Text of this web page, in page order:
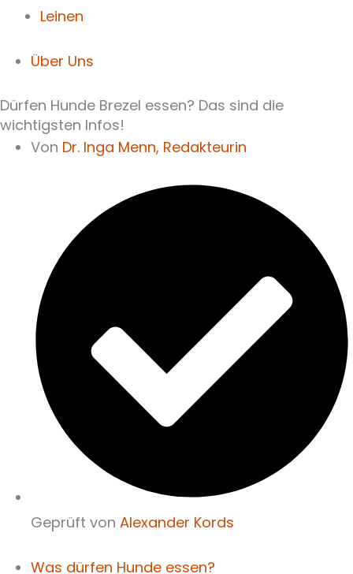
Leinen
Über Uns
Dürfen Hunde Brezel essen? Das sind die
wichtigsten Infos!
Von Dr. Inga Menn, Redakteurin
Geprüft von Alexander Kords
Was dürfen Hunde essen?